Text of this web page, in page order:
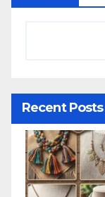
Recent Posts